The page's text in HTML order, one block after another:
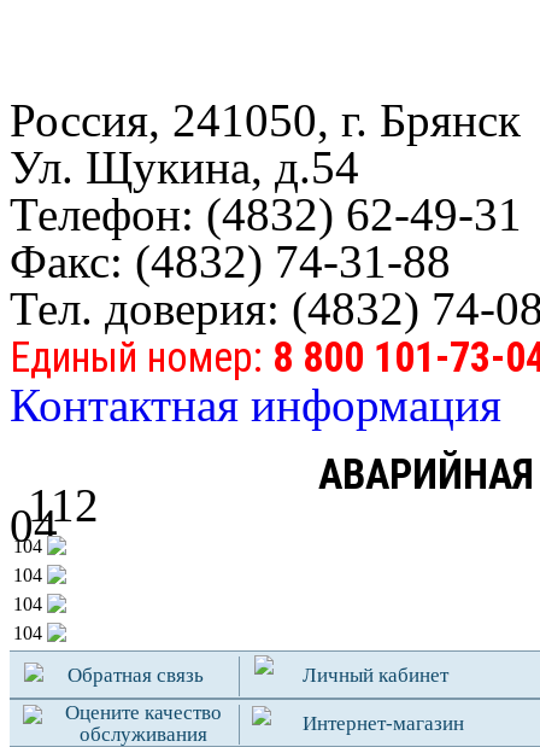
Россия, 241050, г. Брянск
Ул. Щукина, д.54
Телефон: (4832) 62-49-31
Факс: (4832) 74-31-88
Тел. доверия: (4832) 74-
Единый номер: 8 800 101-73-
Контактная информация
04
112
104
104
104
104
Обратная связь
Личный кабинет
Оцените качество
обслуживания
Интернет-магазин